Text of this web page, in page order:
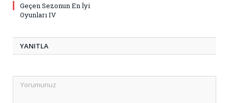
Geçen Sezonun En İyi
Oyunları IV
YANITLA